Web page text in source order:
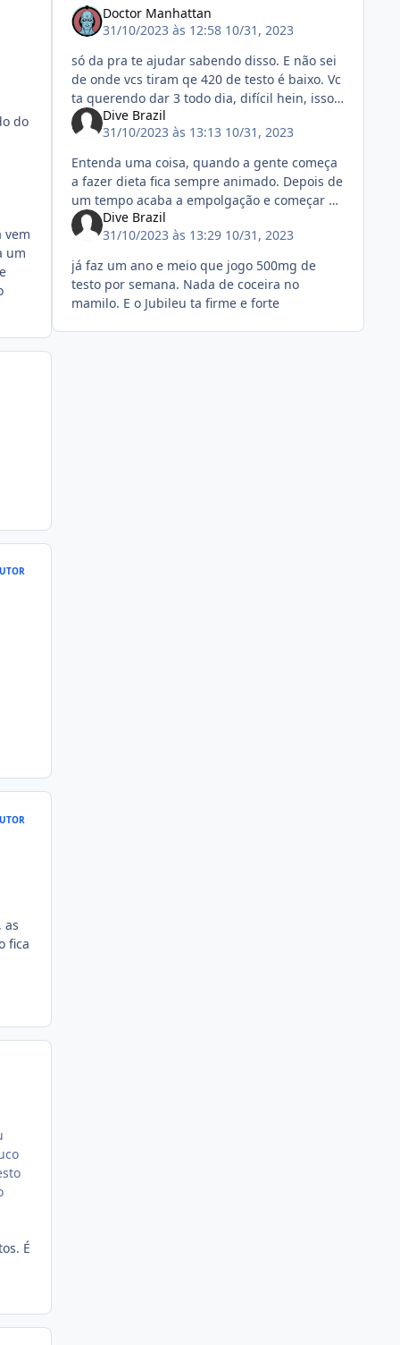
do
vem
um
as
fica
É
Doctor Manhattan
31/10/2023 às 12:58 10/31, 2023
só da pra te ajudar sabendo disso. E não sei
de onde vcs tiram qe 420 de testo é baixo. Vc
ta querendo dar 3 todo dia, difícil hein, isso
nao é normal
Dive Brazil
31/10/2023 às 13:13 10/31, 2023
Entenda uma coisa, quando a gente começa
a fazer dieta fica sempre animado. Depois de
um tempo acaba a empolgação e começar a
enjoar de comer o mesmo arroz e feijão todo
dia. A gente come porque tem q
Dive Brazil
31/10/2023 às 13:29 10/31, 2023
já faz um ano e meio que jogo 500mg de
testo por semana. Nada de coceira no
mamilo. E o Jubileu ta firme e forte